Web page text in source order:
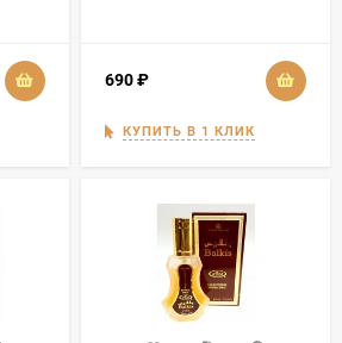
690₽
КУПИТЬ В 1 КЛИК